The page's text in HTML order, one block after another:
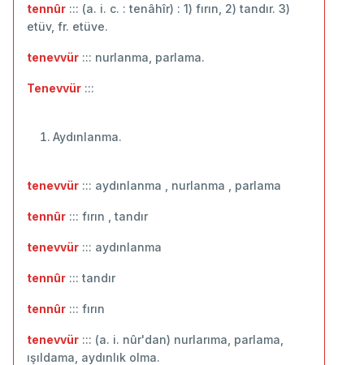
tennûr ::: (a. i. c. : tenâhîr) : 1) fırın, 2) tandır. 3)
etüv, fr. etüve.
tenevvür ::: nurlanma, parlama.
Tenevvür :::
Aydınlanma.
tenevvür ::: aydınlanma , nurlanma , parlama
tennûr ::: fırın , tandır
tenevvür ::: ‬aydınlanma
tennûr ::: ‬tandır
tennûr ::: fırın
tenevvür ::: (a. i. nûr'dan) nurlarıma, parlama,
ışıldama, aydınlık olma.